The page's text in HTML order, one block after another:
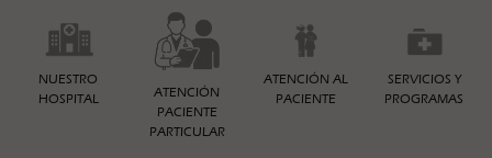
NUESTRO
HOSPITAL
ATENCIÓN
PACIENTE
PARTICULAR
ATENCIÓN AL
PACIENTE
SERVICIOS Y
PROGRAMAS